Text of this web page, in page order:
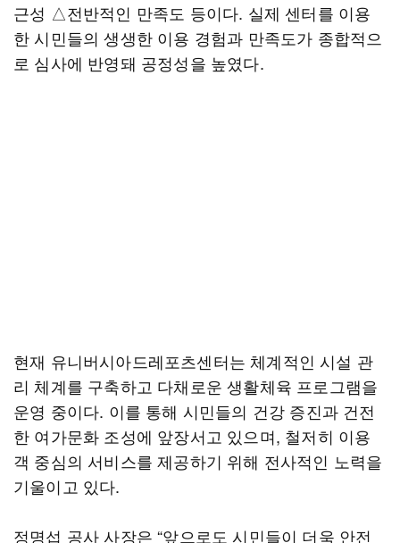
근성 △전반적인 만족도 등이다. 실제 센터를 이용
한 시민들의 생생한 이용 경험과 만족도가 종합적으
로 심사에 반영돼 공정성을 높였다.
현재 유니버시아드레포츠센터는 체계적인 시설 관
리 체계를 구축하고 다채로운 생활체육 프로그램을
운영 중이다. 이를 통해 시민들의 건강 증진과 건전
한 여가문화 조성에 앞장서고 있으며, 철저히 이용
객 중심의 서비스를 제공하기 위해 전사적인 노력을
기울이고 있다.
정명섭 공사 사장은 “앞으로도 시민들이 더욱 안전